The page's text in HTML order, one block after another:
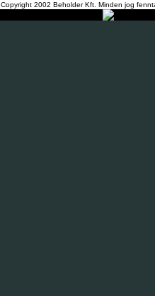
Copyright 2002 Beholder Kft. Minden jog